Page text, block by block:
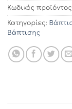
Κωδικός
Κατηγορίες:
Βάπτισης